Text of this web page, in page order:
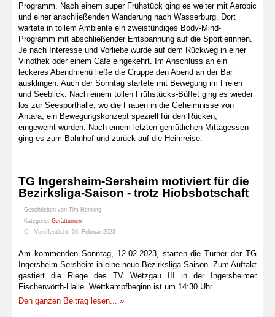
Programm. Nach einem super Frühstück ging es weiter mit Aerobic
und einer anschließenden Wanderung nach Wasserburg. Dort
wartete in tollem Ambiente ein zweistündiges Body-Mind-
Programm mit abschließender Entspannung auf die Sportlerinnen.
Je nach Interesse und Vorliebe wurde auf dem Rückweg in einer
Vinothek oder einem Cafe eingekehrt. Im Anschluss an ein
leckeres Abendmenü ließe die Gruppe den Abend an der Bar
ausklingen. Auch der Sonntag startete mit Bewegung im Freien
und Seeblick. Nach einem tollen Frühstücks-Büffet ging es wieder
los zur Seesporthalle, wo die Frauen in die Geheimnisse von
Antara, ein Bewegungskonzept speziell für den Rücken,
eingeweiht wurden. Nach einem letzten gemütlichen Mittagessen
ging es zum Bahnhof und zurück auf die Heimreise.
TG Ingersheim-Sersheim motiviert für die
Bezirksliga-Saison - trotz Hiobsbotschaft
Geschrieben von Tim Henning
Kategorie: Gerätturnen
Veröffentlicht: 08. Februar 2023
Am kommenden Sonntag, 12.02.2023, starten die Turner der TG
Ingersheim-Sersheim in eine neue Bezirksliga-Saison. Zum Auftakt
gastiert die Riege des TV Wetzgau III in der Ingersheimer
Fischerwörth-Halle. Wettkampfbeginn ist um 14:30 Uhr.
Den ganzen Beitrag lesen... »